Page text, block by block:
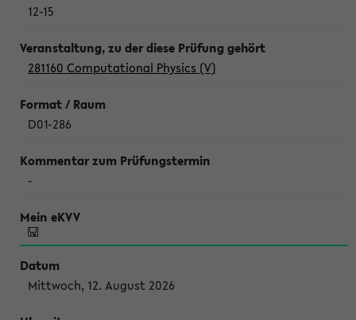
12-15
281160 Computational Physics (V)
D01-286
-
Mittwoch, 12. August 2026